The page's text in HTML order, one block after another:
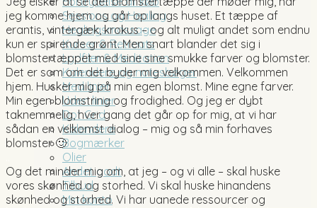
Sessions og Healing
Healingsmassage
Kurser & Retreats
Lydfiler & Meditation
Kalendere og notesbøger
Med linier
Uden linier
Dot Grid
Kalendere
Bogmærker
Olier
Andet godt
Tilbud
Min konto
jeg komme hjem og går op langs huset. Et tæppe af
erantis, vintergæk, krokus – og alt muligt andet som endnu
kun er spirende grønt. Men snart blander det sig i
blomstertæppet med sine sine smukke farver og blomster.
Det er som om det byder mig velkommen. Velkommen
hjem. Husker mig på min egen blomst. Mine egne farver.
Min egen blomstring og frodighed. Og jeg er dybt
taknemmelig, hver gang det går op for mig, at vi har
sådan en velkomst dialog – mig og så min forhaves
blomster 🙂
Og det minder mig om, at jeg – og vi alle – skal huske
vores skønhed og storhed. Vi skal huske hinandens
skønhed og storhed. Vi har uanede ressourcer og